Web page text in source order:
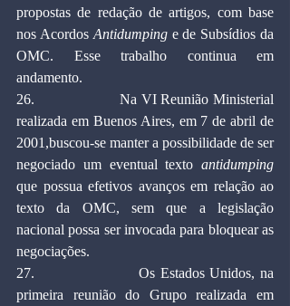
propostas de redação de artigos, com base
nos Acordos Antidumping e de Subsídios da
OMC. Esse trabalho continua em
andamento.
26.                    Na VI Reunião Ministerial
realizada em Buenos Aires, em 7 de abril de
2001,buscou-se manter a possibilidade de ser
negociado um eventual texto
que possua efetivos avanços em relação ao
texto da OMC, sem que a legislação
nacional possa ser invocada para bloquear as
negociações.
27.                    Os Estados Unidos, na
primeira reunião do Grupo realizada em